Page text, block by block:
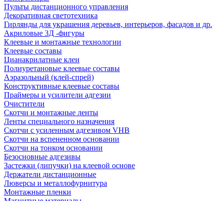
Пульты дистанционного управления
Декоративная светотехника
Гирлянды для украшения деревьев, интерьеров, фасадов и др.
Акриловые 3Д -фигуры
Клеевые и монтажные технологии
Клеевые составы
Цианакрилатные клеи
Полиуретановые клеевые составы
Аэразольный (клей-спрей)
Конструктивные клеевые составы
Праймеры и усилители адгезии
Очистители
Скотчи и монтажные ленты
Ленты специального назначения
Скотчи с усиленным адгезивом VHB
Скотчи на вспененном основании
Скотчи на тонком основании
Безосновные адгезивы
Застежки (липучки) на клеевой основе
Держатели дистанционные
Люверсы и металлофурнитура
Монтажные пленки